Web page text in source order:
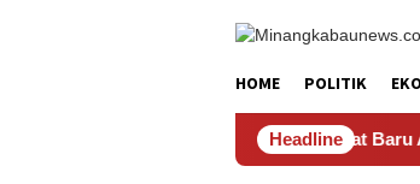
HOME POLITIK
Headline
Pasaman Ingatkan Para Pejabat Baru Agar